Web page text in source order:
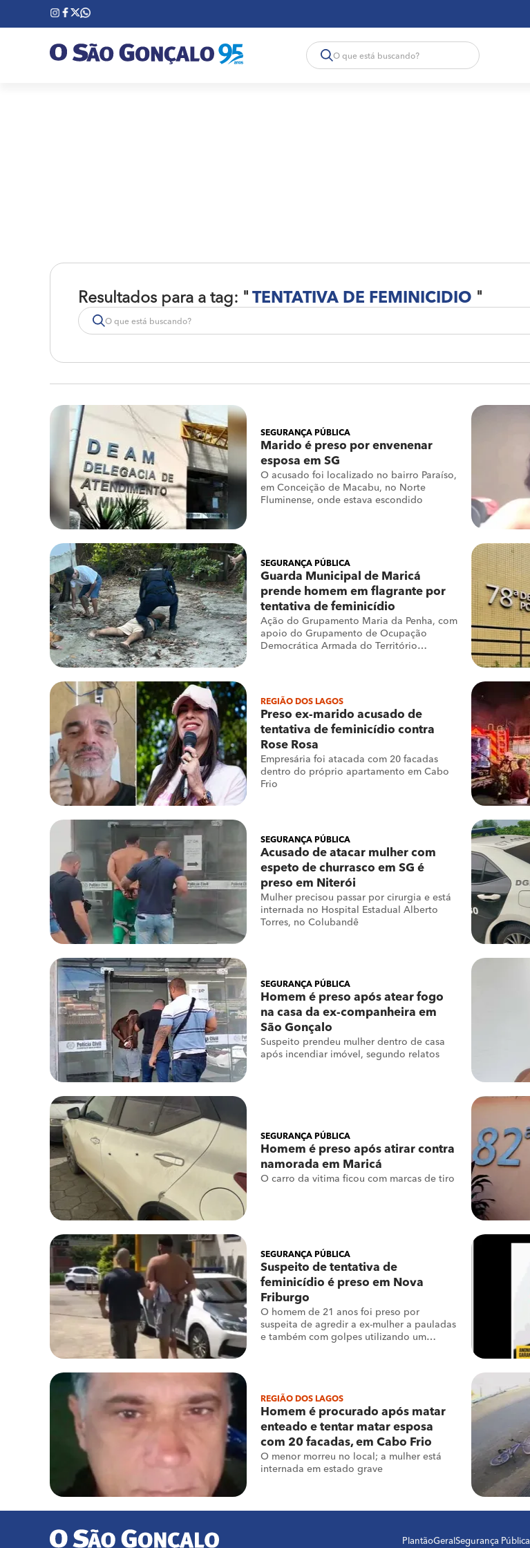
Resultados para a tag: " TENTATIVA DE FEMINICIDIO "
SEGURANÇA PÚBLICA
Marido é preso por envenenar
esposa em SG
O acusado foi localizado no bairro Paraíso,
em Conceição de Macabu, no Norte
Fluminense, onde estava escondido
SEGURANÇA PÚBLICA
Guarda Municipal de Maricá
prende homem em flagrante por
tentativa de feminicídio
Ação do Grupamento Maria da Penha, com
apoio do Grupamento de Ocupação
Democrática Armada do Território
REGIÃO DOS LAGOS
Preso ex-marido acusado de
tentativa de feminicídio contra
Rose Rosa
Empresária foi atacada com 20 facadas
dentro do próprio apartamento em Cabo
Frio
SEGURANÇA PÚBLICA
Acusado de atacar mulher com
espeto de churrasco em SG é
preso em Niterói
Mulher precisou passar por cirurgia e está
internada no Hospital Estadual Alberto
Torres, no Colubandê
SEGURANÇA PÚBLICA
Homem é preso após atear fogo
na casa da ex-companheira em
São Gonçalo
Suspeito prendeu mulher dentro de casa
após incendiar imóvel, segundo relatos
SEGURANÇA PÚBLICA
Homem é preso após atirar contra
namorada em Maricá
O carro da vitima ficou com marcas de tiro
SEGURANÇA PÚBLICA
Suspeito de tentativa de
feminicídio é preso em Nova
Friburgo
O homem de 21 anos foi preso por
suspeita de agredir a ex-mulher a pauladas
e também com golpes utilizando um
REGIÃO DOS LAGOS
Homem é procurado após matar
enteado e tentar matar esposa
com 20 facadas, em Cabo Frio
O menor morreu no local; a mulher está
internada em estado grave
PlantãoGeral Segurança Pública